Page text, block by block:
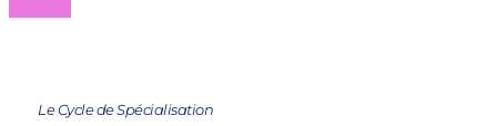
Le Cycle de Spécialisation